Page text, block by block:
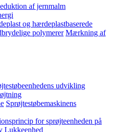
af jernmalm
og hærdeplastbaserede
polymerer Mærkning af
udvikling
Sprøjtestøbemaskinens
for sprøjteenheden på
Lukkeenhed